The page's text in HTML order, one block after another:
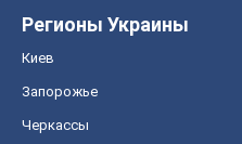
Регионы Украины
Киев
Запорожье
Черкассы